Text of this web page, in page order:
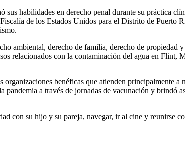
habilidades en derecho penal durante su práctica
de los Estados Unidos para el Distrito de Puerto
ambiental, derecho de familia, derecho de propiedad
relacionados con la contaminación del agua en Flint,
benéficas que atienden principalmente
a través de jornadas de vacunación y brindó
con su hijo y su pareja, navegar, ir al cine y reunirse